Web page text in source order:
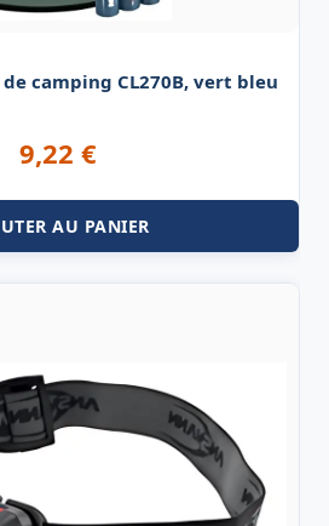
de camping CL270B, vert bleu
9,22 €
AU PANIER